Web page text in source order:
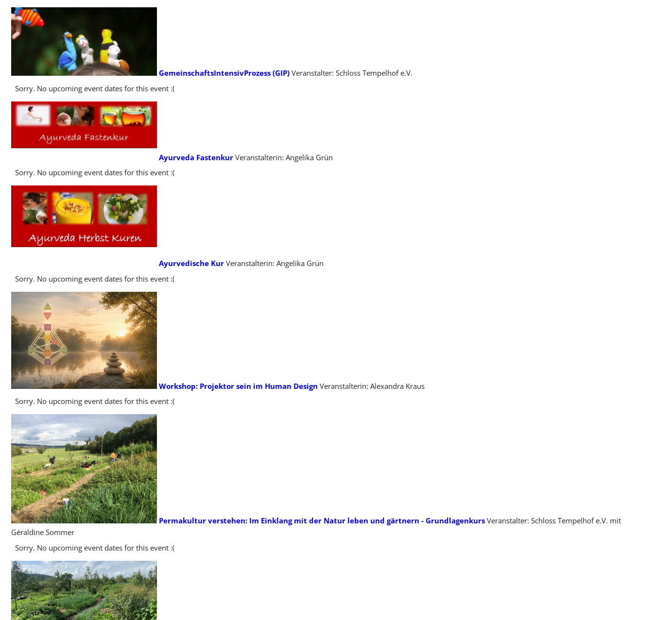
GemeinschaftsIntensivProzess (GIP) Veranstalter: Schloss Tempelhof e.V.
Sorry. No upcoming event dates for this event :(
Ayurveda Fastenkur Veranstalterin: Angelika Grün
Sorry. No upcoming event dates for this event :(
Ayurvedische Kur Veranstalterin: Angelika Grün
Sorry. No upcoming event dates for this event :(
Workshop: Projektor sein im Human Design Veranstalterin: Alexandra Kraus
Sorry. No upcoming event dates for this event :(
Permakultur verstehen: Im Einklang mit der Natur leben und gärtnern - Grundlagenkurs Veranstalter: Schloss Tempelhof e.V. mit
Géraldine Sommer
Sorry. No upcoming event dates for this event :(